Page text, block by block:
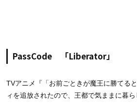
PassCode 「Liberator」
TVアニメ『「お前ごときが魔王に勝てる
ィを追放されたので、王都で気ままに暮